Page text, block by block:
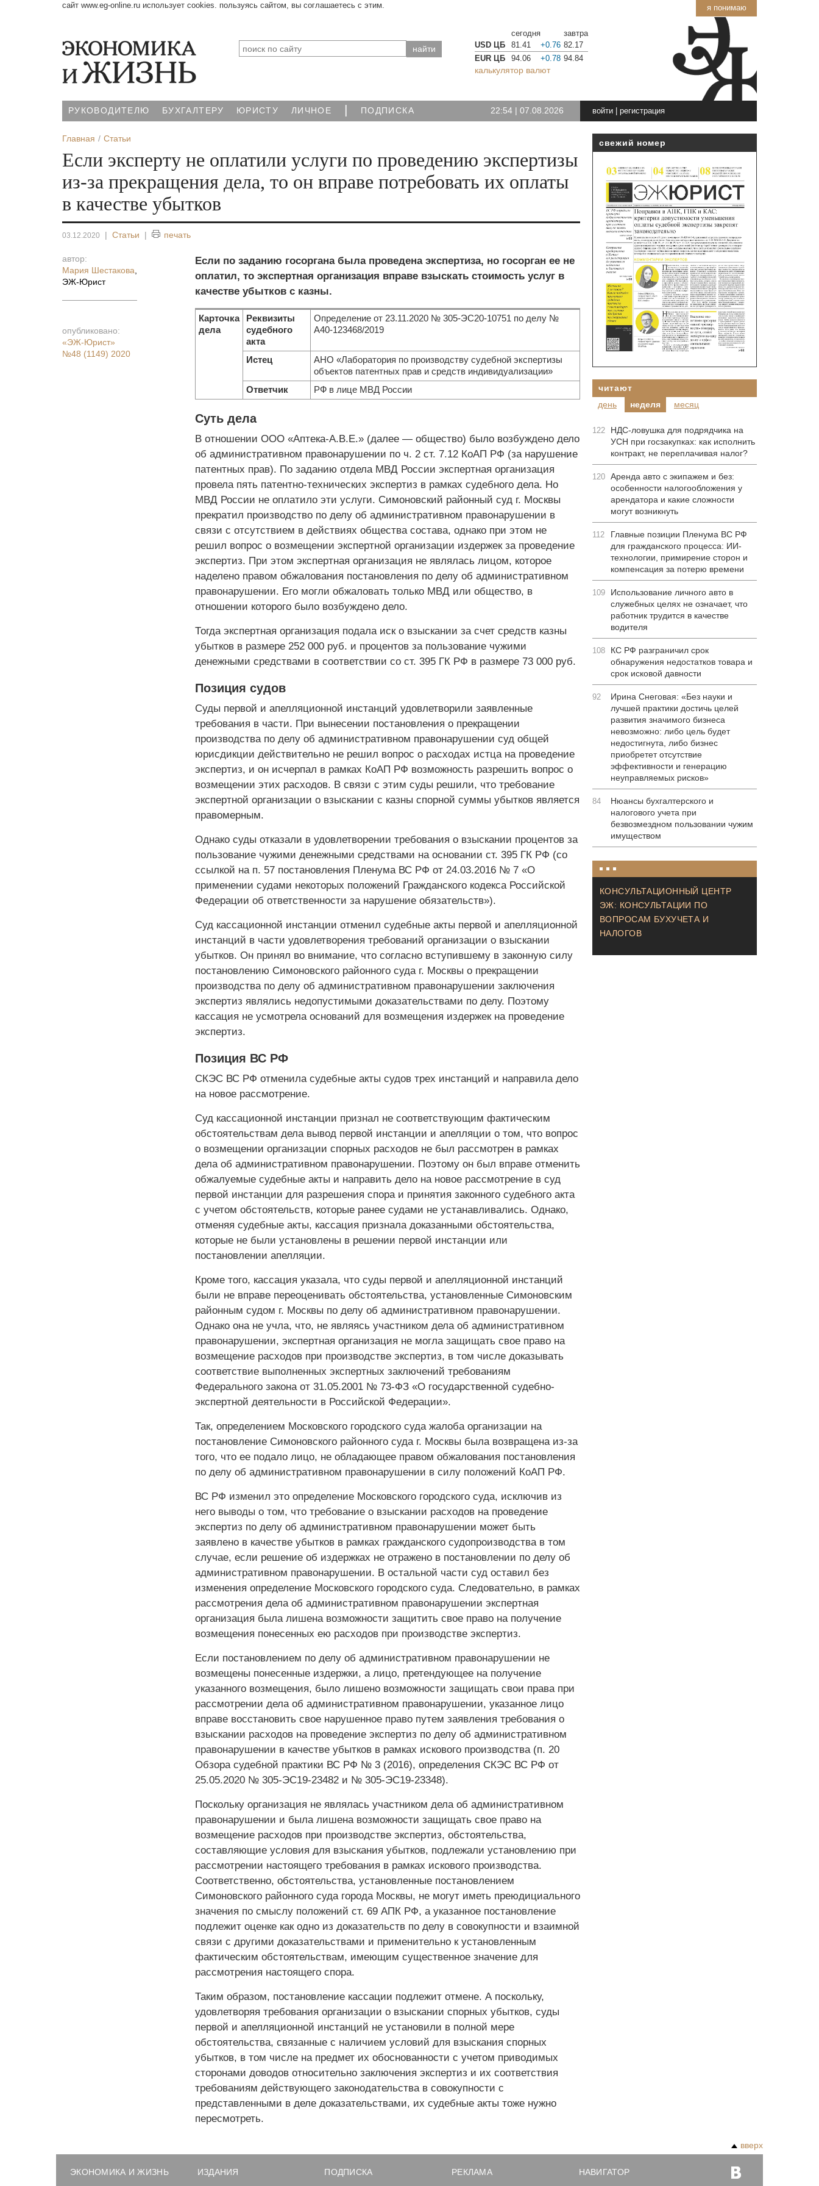
я понимаю
сайт www.eg-online.ru использует cookies. пользуясь сайтом, вы соглашаетесь с этим.
сегодня
завтра
USD ЦБ
81.41 +0.76 82.17
EUR ЦБ
94.06 +0.78 94.84
калькулятор валют
РУКОВОДИТЕЛЮ БУХГАЛТЕРУ ЮРИСТУ ЛИЧНОЕ | ПОДПИСКА 22:54 | 07.08.2026 войти| регистрация
Главная Статьи
Если эксперту не оплатили услуги по проведению экспертизы
из-за прекращения дела, то он вправе потребовать их оплаты
в качестве убытков
03.12.2020 | Статьи | печать
автор:
Мария Шестакова
ЭЖ-Юрист
опубликовано:
«ЭЖ-Юрист»
№48 (1149) 2020
Если по заданию госоргана была проведена экспертиза, но госорган ее не
оплатил, то экспертная организация вправе взыскать стоимость услуг в
качестве убытков с казны.
Карточка
дела
Реквизиты
судебного
акта
Определение от 23.11.2020 № 305-ЭС20-10751 по делу №
А40-123468/2019
Истец
АНО «Лаборатория по производству судебной экспертизы
объектов патентных прав и средств индивидуализации»
Ответчик
РФ в лице МВД России
Суть дела
В отношении ООО «Аптека-А.В.Е.» (далее — общество) было возбуждено дело
об административном правонарушении по ч. 2 ст. 7.12 КоАП РФ (за нарушение
патентных прав). По заданию отдела МВД России экспертная организация
провела пять патентно-технических экспертиз в рамках судебного дела. Но
МВД России не оплатило эти услуги. Симоновский районный суд г. Москвы
прекратил производство по делу об административном правонарушении в
связи с отсутствием в действиях общества состава, однако при этом не
решил вопрос о возмещении экспертной организации издержек за проведение
экспертиз. При этом экспертная организация не являлась лицом, которое
наделено правом обжалования постановления по делу об административном
правонарушении. Его могли обжаловать только МВД или общество, в
отношении которого было возбуждено дело.
Тогда экспертная организация подала иск о взыскании за счет средств казны
убытков в размере 252 000 руб. и процентов за пользование чужими
денежными средствами в соответствии со ст. 395 ГК РФ в размере 73 000 руб.
Позиция судов
Суды первой и апелляционной инстанций удовлетворили заявленные
требования в части. При вынесении постановления о прекращении
производства по делу об административном правонарушении суд общей
юрисдикции действительно не решил вопрос о расходах истца на проведение
экспертиз, и он исчерпал в рамках КоАП РФ возможность разрешить вопрос о
возмещении этих расходов. В связи с этим суды решили, что требование
экспертной организации о взыскании с казны спорной суммы убытков является
правомерным.
Однако суды отказали в удовлетворении требования о взыскании процентов за
пользование чужими денежными средствами на основании ст. 395 ГК РФ (со
ссылкой на п. 57 постановления Пленума ВС РФ от 24.03.2016 № 7 «О
применении судами некоторых положений Гражданского кодекса Российской
Федерации об ответственности за нарушение обязательств»).
Суд кассационной инстанции отменил судебные акты первой и апелляционной
инстанций в части удовлетворения требований организации о взыскании
убытков. Он принял во внимание, что согласно вступившему в законную силу
постановлению Симоновского районного суда г. Москвы о прекращении
производства по делу об административном правонарушении заключения
экспертиз являлись недопустимыми доказательствами по делу. Поэтому
кассация не усмотрела оснований для возмещения издержек на проведение
экспертиз.
Позиция ВС РФ
СКЭС ВС РФ отменила судебные акты судов трех инстанций и направила дело
на новое рассмотрение.
Суд кассационной инстанции признал не соответствующим фактическим
обстоятельствам дела вывод первой инстанции и апелляции о том, что вопрос
о возмещении организации спорных расходов не был рассмотрен в рамках
дела об административном правонарушении. Поэтому он был вправе отменить
обжалуемые судебные акты и направить дело на новое рассмотрение в суд
первой инстанции для разрешения спора и принятия законного судебного акта
с учетом обстоятельств, которые ранее судами не устанавливались. Однако,
отменяя судебные акты, кассация признала доказанными обстоятельства,
которые не были установлены в решении первой инстанции или
постановлении апелляции.
Кроме того, кассация указала, что суды первой и апелляционной инстанций
были не вправе переоценивать обстоятельства, установленные Симоновским
районным судом г. Москвы по делу об административном правонарушении.
Однако она не учла, что, не являясь участником дела об административном
правонарушении, экспертная организация не могла защищать свое право на
возмещение расходов при производстве экспертиз, в том числе доказывать
соответствие выполненных экспертных заключений требованиям
Федерального закона от 31.05.2001 № 73-ФЗ «О государственной судебно-
экспертной деятельности в Российской Федерации».
Так, определением Московского городского суда жалоба организации на
постановление Симоновского районного суда г. Москвы была возвращена из-за
того, что ее подало лицо, не обладающее правом обжалования постановления
по делу об административном правонарушении в силу положений КоАП РФ.
ВС РФ изменил это определение Московского городского суда, исключив из
него выводы о том, что требование о взыскании расходов на проведение
экспертиз по делу об административном правонарушении может быть
заявлено в качестве убытков в рамках гражданского судопроизводства в том
случае, если решение об издержках не отражено в постановлении по делу об
административном правонарушении. В остальной части суд оставил без
изменения определение Московского городского суда. Следовательно, в рамках
рассмотрения дела об административном правонарушении экспертная
организация была лишена возможности защитить свое право на получение
возмещения понесенных ею расходов при производстве экспертиз.
Если постановлением по делу об административном правонарушении не
возмещены понесенные издержки, а лицо, претендующее на получение
указанного возмещения, было лишено возможности защищать свои права при
рассмотрении дела об административном правонарушении, указанное лицо
вправе восстановить свое нарушенное право путем заявления требования о
взыскании расходов на проведение экспертиз по делу об административном
правонарушении в качестве убытков в рамках искового производства (п. 20
Обзора судебной практики ВС РФ № 3 (2016), определения СКЭС ВС РФ от
25.05.2020 № 305-ЭС19-23482 и № 305-ЭС19-23348).
Поскольку организация не являлась участником дела об административном
правонарушении и была лишена возможности защищать свое право на
возмещение расходов при производстве экспертиз, обстоятельства,
составляющие условия для взыскания убытков, подлежали установлению при
рассмотрении настоящего требования в рамках искового производства.
Соответственно, обстоятельства, установленные постановлением
Симоновского районного суда города Москвы, не могут иметь преюдициального
значения по смыслу положений ст. 69 АПК РФ, а указанное постановление
подлежит оценке как одно из доказательств по делу в совокупности и взаимной
связи с другими доказательствами и применительно к установленным
фактическим обстоятельствам, имеющим существенное значение для
рассмотрения настоящего спора.
Таким образом, постановление кассации подлежит отмене. А поскольку,
удовлетворяя требования организации о взыскании спорных убытков, суды
первой и апелляционной инстанций не установили в полной мере
обстоятельства, связанные с наличием условий для взыскания спорных
убытков, в том числе на предмет их обоснованности с учетом приводимых
сторонами доводов относительно заключения экспертиз и их соответствия
требованиям действующего законодательства в совокупности с
представленными в деле доказательствами, их судебные акты тоже нужно
пересмотреть.
свежий номер
читают
день
неделя месяц
122
НДС-ловушка для подрядчика на
УСН при госзакупках: как исполнить
контракт, не переплачивая налог?
120 Аренда авто с экипажем и без:
особенности налогообложения у
арендатора и какие сложности
могут возникнуть
112
Главные позиции Пленума ВС РФ
для гражданского процесса: ИИ-
технологии, примирение сторон и
компенсация за потерю времени
109
Использование личного авто в
служебных целях не означает, что
работник трудится в качестве
водителя
108
КС РФ разграничил срок
обнаружения недостатков товара и
срок исковой давности
92
Ирина Снеговая: «Без науки и
лучшей практики достичь целей
развития значимого бизнеса
невозможно: либо цель будет
недостигнута, либо бизнес
приобретет отсутствие
эффективности и генерацию
неуправляемых рисков»
84
Нюансы бухгалтерского и
налогового учета при
безвозмездном пользовании чужим
имуществом
КОНСУЛЬТАЦИОННЫЙ ЦЕНТР
ЭЖ: КОНСУЛЬТАЦИИ ПО
ВОПРОСАМ БУХУЧЕТА И
НАЛОГОВ
вверх
ЭКОНОМИКА И ЖИЗНЬ ИЗДАНИЯ ПОДПИСКА РЕКЛАМА НАВИГАТОР